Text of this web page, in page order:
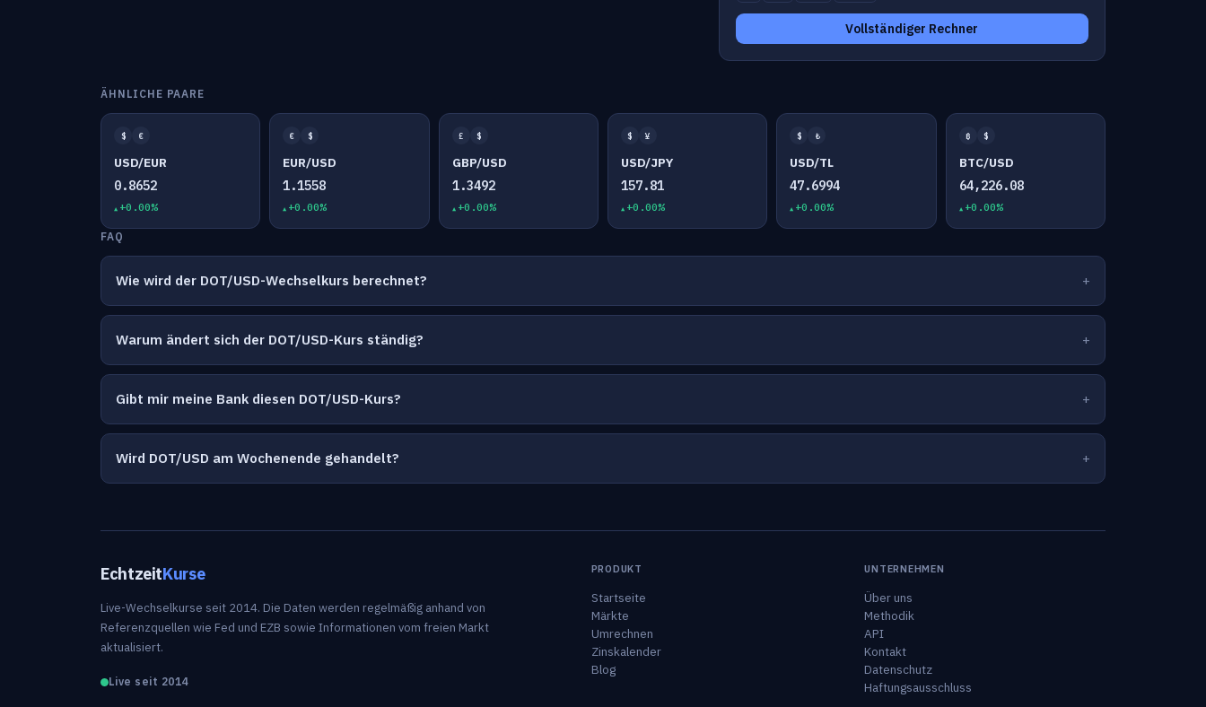
Vollständiger Rechner
ÄHNLICHE PAARE
$ €
USD/EUR
0.8652
+0.00%
€ $
EUR/USD
1.1558
+0.00%
£ $
GBP/USD
1.3492
+0.00%
$ ¥
USD/JPY
157.81
+0.00%
$ ₺
USD/TL
47.6994
+0.00%
₿ $
BTC/USD
64,226.08
+0.00%
FAQ
Wie wird der DOT/USD-Wechselkurs berechnet?
Warum ändert sich der DOT/USD-Kurs ständig?
Gibt mir meine Bank diesen DOT/USD-Kurs?
Wird DOT/USD am Wochenende gehandelt?
EchtzeitKurse
Live-Wechselkurse seit 2014. Die Daten werden regelmäßig anhand von
Referenzquellen wie Fed und EZB sowie Informationen vom freien Markt
aktualisiert.
Live seit 2014
PRODUKT
Startseite
Märkte
Umrechnen
Zinskalender
Blog
UNTERNEHMEN
Über uns
Methodik
API
Kontakt
Datenschutz
Haftungsausschluss